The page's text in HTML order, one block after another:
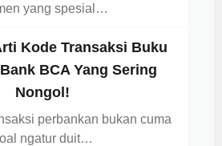
yang spesial…
Kode Transaksi Buku
BCA Yang Sering
Nongol!
perbankan bukan cuma
ngatur duit…